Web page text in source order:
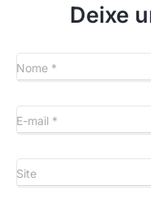
Deixe
Nome *
E-mail *
Site